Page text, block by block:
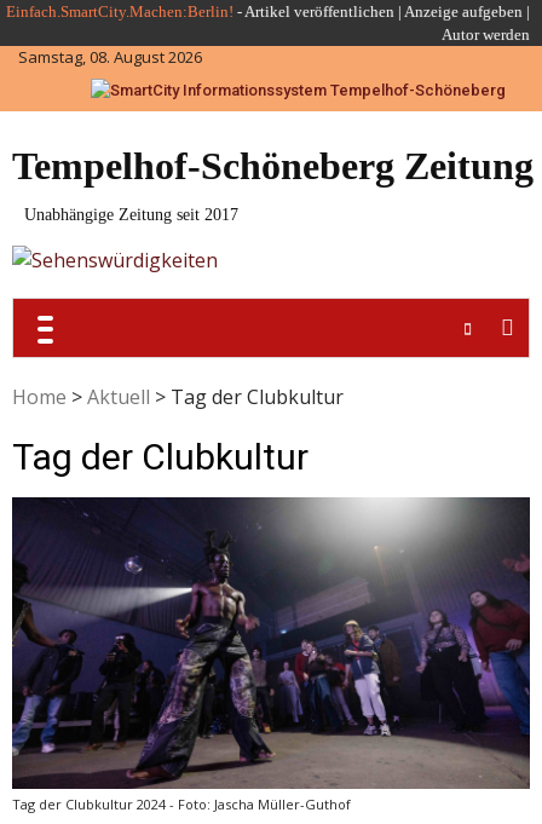
Skip
to
content
Einfach.SmartCity.Machen:Berlin! -Artikel veröffentlichen | Anzeige aufgeben |
Autor werden
Samstag, 08. August 2026
Tempelhof-Schöneberg Zeitung
Unabhängige Zeitung seit 2017
Home >Aktuell > Tag der Clubkultur
Tag der Clubkultur
Tag der Clubkultur 2024 - Foto: Jascha Müller-Guthof